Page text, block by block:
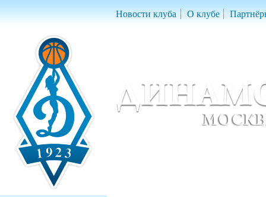
Новости клуба О клубе